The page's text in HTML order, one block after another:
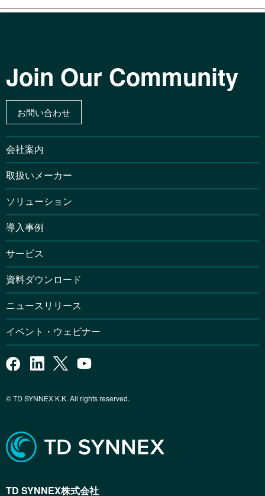
Join Our Community
お問い合わせ
会社案内
取扱いメーカー
ソリューション
導入事例
サービス
資料ダウンロード
ニュースリリース
イベント・ウェビナー
© TD SYNNEX K.K. All rights reserved.
TD SYNNEX株式会社